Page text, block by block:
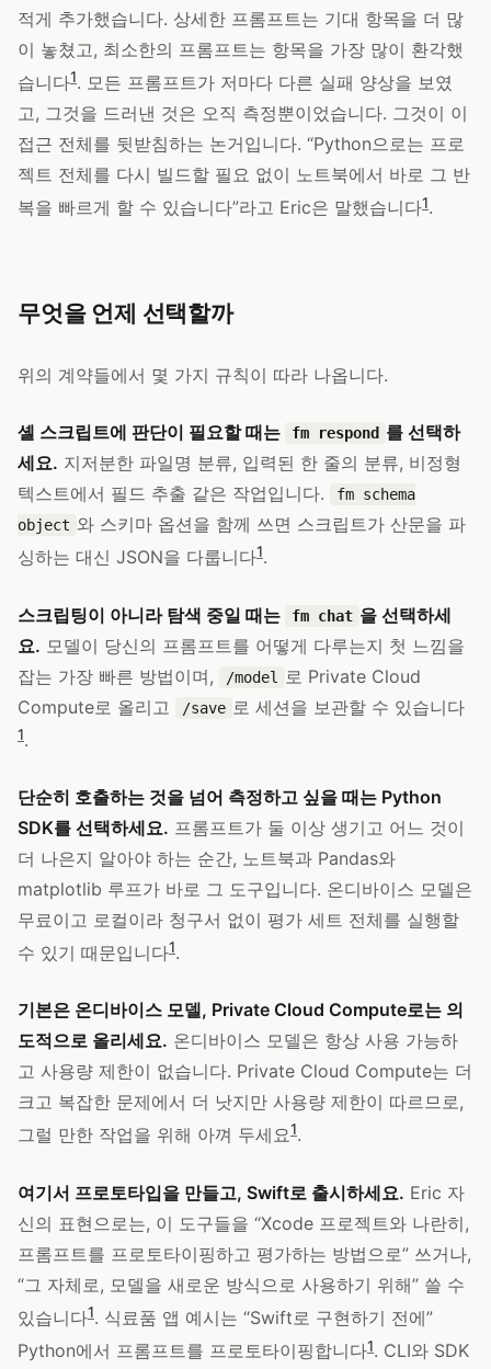
적게 추가했습니다. 상세한 프롬프트는 기대 항목을 더 많
이 놓쳤고, 최소한의 프롬프트는 항목을 가장 많이 환각했
습니다1. 모든 프롬프트가 저마다 다른 실패 양상을 보였
고, 그것을 드러낸 것은 오직 측정뿐이었습니다. 그것이 이
접근 전체를 뒷받침하는 논거입니다. “Python으로는 프로
젝트 전체를 다시 빌드할 필요 없이 노트북에서 바로 그 반
복을 빠르게 할 수 있습니다”라고 Eric은 말했습니다1.
무엇을 언제 선택할까
위의 계약들에서 몇 가지 규칙이 따라 나옵니다.
셸 스크립트에 판단이 필요할 때는 fm respond 를 선택하
세요. 지저분한 파일명 분류, 입력된 한 줄의 분류, 비정형
텍스트에서 필드 추출 같은 작업입니다.
fm schema
object 와 스키마 옵션을 함께 쓰면 스크립트가 산문을 파
싱하는 대신 JSON을 다룹니다1.
스크립팅이 아니라 탐색 중일 때는 fm chat 을 선택하세
요. 모델이 당신의 프롬프트를 어떻게 다루는지 첫 느낌을
잡는 가장 빠른 방법이며,
/model
로 Private Cloud
Compute로 올리고
/save 로 세션을 보관할 수 있습니다
1.
단순히 호출하는 것을 넘어 측정하고 싶을 때는 Python
SDK를 선택하세요. 프롬프트가 둘 이상 생기고 어느 것이
더 나은지 알아야 하는 순간, 노트북과 Pandas와
matplotlib 루프가 바로 그 도구입니다. 온디바이스 모델은
무료이고 로컬이라 청구서 없이 평가 세트 전체를 실행할
수 있기 때문입니다1.
기본은 온디바이스 모델, Private Cloud Compute로는 의
도적으로 올리세요. 온디바이스 모델은 항상 사용 가능하
고 사용량 제한이 없습니다. Private Cloud Compute는 더
크고 복잡한 문제에서 더 낫지만 사용량 제한이 따르므로,
그럴 만한 작업을 위해 아껴 두세요1.
여기서 프로토타입을 만들고, Swift로 출시하세요. Eric 자
신의 표현으로는, 이 도구들을 “Xcode 프로젝트와 나란히,
프롬프트를 프로토타이핑하고 평가하는 방법으로” 쓰거나,
“그 자체로, 모델을 새로운 방식으로 사용하기 위해” 쓸 수
있습니다1. 식료품 앱 예시는 “Swift로 구현하기 전에”
Python에서 프롬프트를 프로토타이핑합니다1. CLI와 SDK